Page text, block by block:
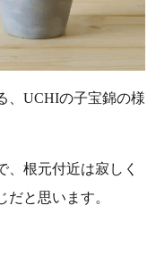
、UCHIの子宝錦の様
、根元付近は寂しく
と思います。